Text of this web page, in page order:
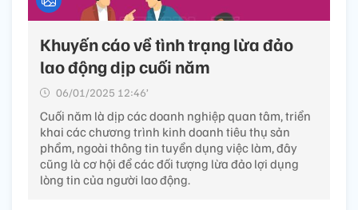
Khuyến cáo về tình trạng lừa đảo
lao động dịp cuối năm
06/01/2025 12:46’
Cuối năm là dịp các doanh nghiệp quan tâm, triển
khai các chương trình kinh doanh tiêu thụ sản
phẩm, ngoài thông tin tuyển dụng việc làm, đây
cũng là cơ hội để các đối tượng lừa đảo lợi dụng
lòng tin của người lao động.